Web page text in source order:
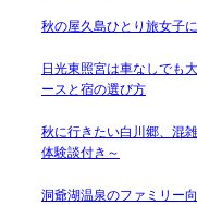
秋の屋久島ひとり旅女子
日光東照宮は車なしでも
ースと宿の選び方
秋に行きたい白川郷、混
体験談付き～
洞爺湖温泉のファミリー